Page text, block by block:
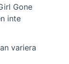
Gone
inte
variera